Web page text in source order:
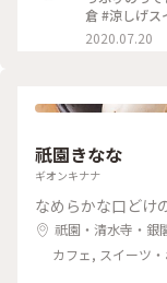
倉 #涼しげス
2020.07.20
祇園きなな
ギオンキナナ
なめらかな口どけ
祇園・清水寺・銀
カフェ, スイーツ